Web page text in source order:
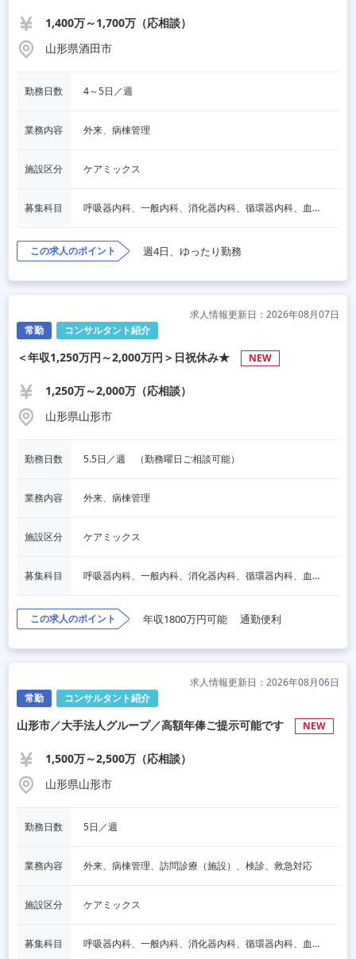
1,400万～1,700万（応相談）
山形県酒田市
勤務日数 4～5日／週
業務内容 外来、病棟管理
施設区分 ケアミックス
募集科目 呼吸器内科、一般内科、消化器内科、循環器内科、血液内科、脳神経内科、内分泌内科、老人内科、その他
この求人のポイント 週4日、ゆったり勤務
常勤 コンサルタント紹介
求人情報更新日：2026年08月07日
＜年収1,250万円～2,000万円＞日祝休み★ NEW
1,250万～2,000万（応相談）
山形県山形市
勤務日数 5.5日／週　（勤務曜日ご相談可能）
業務内容 外来、病棟管理
施設区分 ケアミックス
募集科目 呼吸器内科、一般内科、消化器内科、循環器内科、血液内科、脳神経内科、内分泌内科、老人内科、その他
この求人のポイント 年収1800万円可能 通勤便利
常勤 コンサルタント紹介
求人情報更新日：2026年08月06日
山形市／大手法人グループ／高額年俸ご提示可能です NEW
1,500万～2,500万（応相談）
山形県山形市
勤務日数 5日／週
業務内容 外来、病棟管理、訪問診療（施設）、検診、救急対応
施設区分 ケアミックス
募集科目 呼吸器内科、一般内科、消化器内科、循環器内科、血液内科、脳神経内科、内分泌内科、老人内科、一般外科、消化器外科、その他